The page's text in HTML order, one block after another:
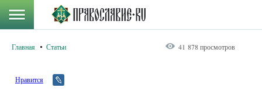
Главная Статьи 41 878 просмотров
Нравится